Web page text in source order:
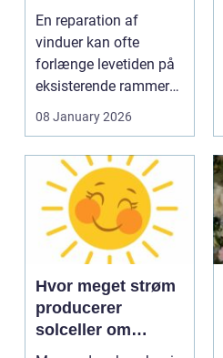
En reparation af
vinduer kan ofte
forlænge levetiden på
eksisterende rammer
og glas med ...
08 January 2026
Hvor meget strøm
producerer
solceller om
vinteren?